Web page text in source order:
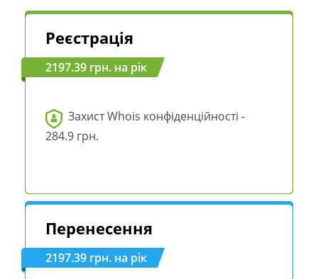
Реєстрація
2197.39 грн. на рік
Захист Whois конфіденційності -
284.9 грн.
Перенесення
2197.39 грн. на рік